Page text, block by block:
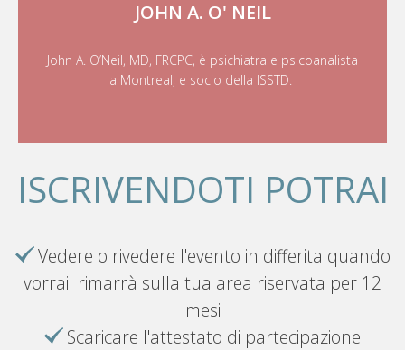
JOHN A. O' NEIL
John A. O’Neil, MD, FRCPC, è psichiatra e psicoanalista
a Montreal, e socio della ISSTD.
ISCRIVENDOTI POTRAI
Vedere o rivedere l'evento in differita quando
vorrai: rimarrà sulla tua area riservata per 12
mesi
Scaricare l'attestato di partecipazione